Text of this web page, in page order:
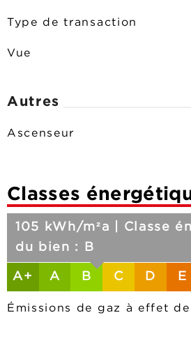
Type de transaction
Vue
Autres
Ascenseur
Classes
A+ A
105 kWh/m²a | Classe
du bien : B
B C D E
Émissions de gaz à effet de